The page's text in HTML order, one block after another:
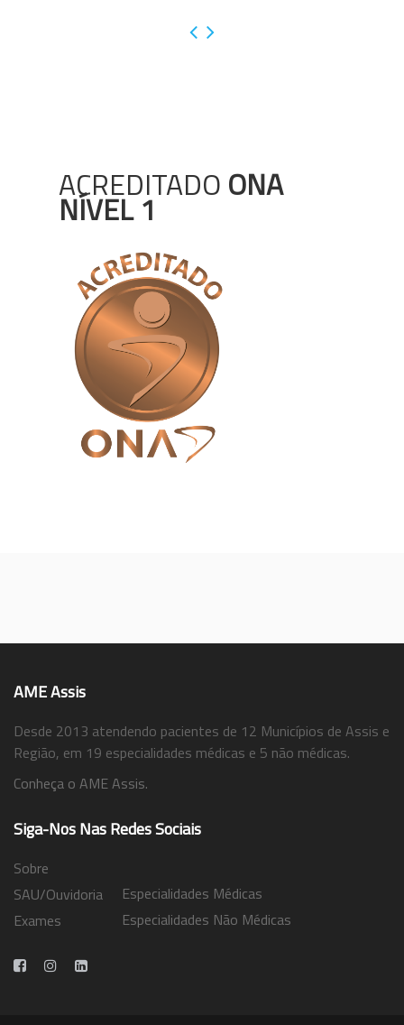
ACREDITADO ONA
NÍVEL 1
AME Assis
Desde 2013 atendendo pacientes de 12 Municípios de Assis e
Região, em 19 especialidades médicas e 5 não médicas.
Conheça o AME Assis.
Siga-Nos Nas Redes Sociais
Sobre
SAU/Ouvidoria
Exames
Especialidades Médicas
Especialidades Não Médicas